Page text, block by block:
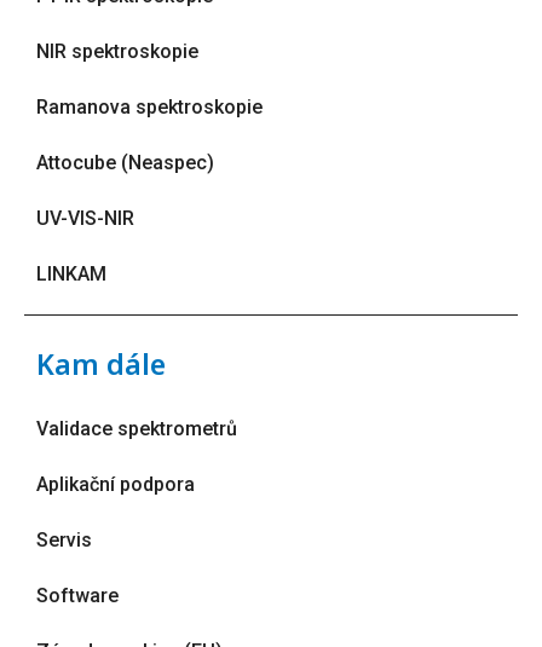
NIR spektroskopie
Ramanova spektroskopie
Attocube (Neaspec)
UV-VIS-NIR
LINKAM
Kam dále
Validace spektrometrů
Aplikační podpora
Servis
Software